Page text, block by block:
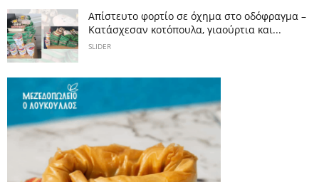
Απίστευτο φορτίο σε όχημα στο οδόφραγμα –
Κατάσχεσαν κοτόπουλα, γιαούρτια και...
SLIDER